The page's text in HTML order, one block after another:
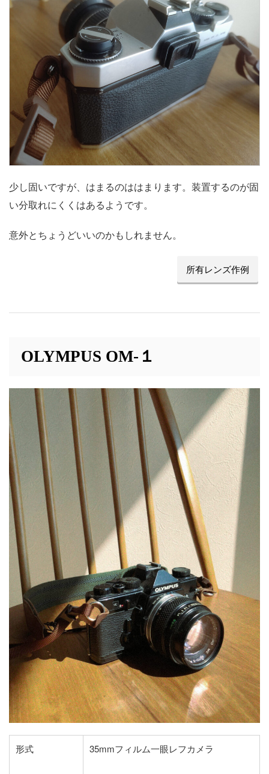
少し固いですが、はまるのははまります。装置するのが固
い分取れにくくはあるようです。
意外とちょうどいいのかもしれません。
所有レンズ作例
OLYMPUS OM-１
形式 35mmフィルム一眼レフカメラ